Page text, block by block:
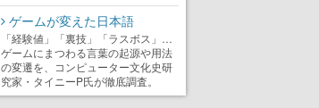
ゲームが変えた日本語
「経験値」「裏技」「ラスボス」…
ゲームにまつわる言葉の起源や用法
の変遷を、コンピューター文化史研
究家・タイニーP氏が徹底調査。